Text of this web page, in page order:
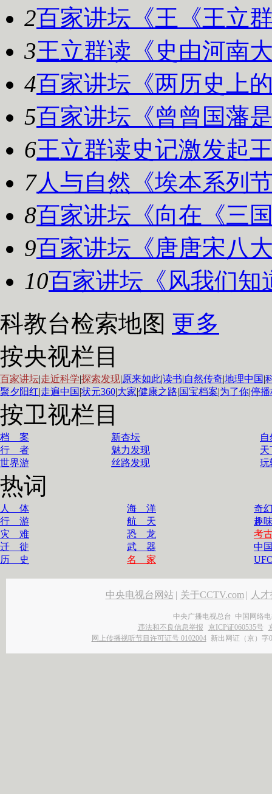
2百家讲坛《王 《王立
3王立群读《史 由河南
4百家讲坛《两历史上
5百家讲坛《曾曾国藩
6王立群读史记激发起
7人与自然《埃本系列
8百家讲坛《向在《三
9百家讲坛《唐唐宋八
10百家讲坛《风我们知
科教台检索地图 更多
按央视栏目
百家讲坛|走近科学|探索发现|原来如此|读书|自然传奇|地理中国 |
聚夕阳红|走遍中国 |状元360|大家|健康之路|国宝档案|为了你|停
按卫视栏目
档 案 新杏坛
行 者
魅力发现
天
世界游
丝路发现 玩
热词
人 体 海 洋
奇
行 游
航 天
趣
灾 难
恐 龙
考
迁 徙
武 器
中
历 史
名 家
中央电视台网站 | 关于CCTV.com | 人
中央广播电视总台 中国网络
违法和不良信息举报
京ICP证060535号
网上传播视听节目许可证号 0102004 新出网证（京）